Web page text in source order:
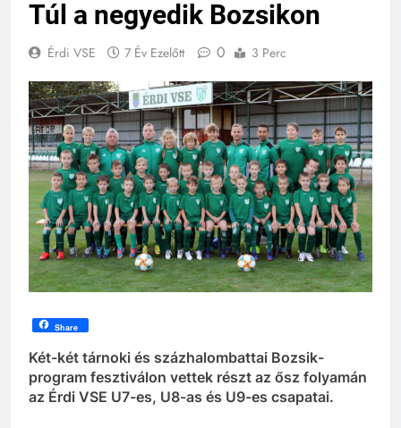
Túl a negyedik Bozsikon
Érdi VSE 7 Év Ezelőtt 0 3 Perc
Share
Két-két tárnoki és százhalombattai Bozsik-
program fesztiválon vettek részt az ősz folyamán
az Érdi VSE U7-es, U8-as és U9-es csapatai.